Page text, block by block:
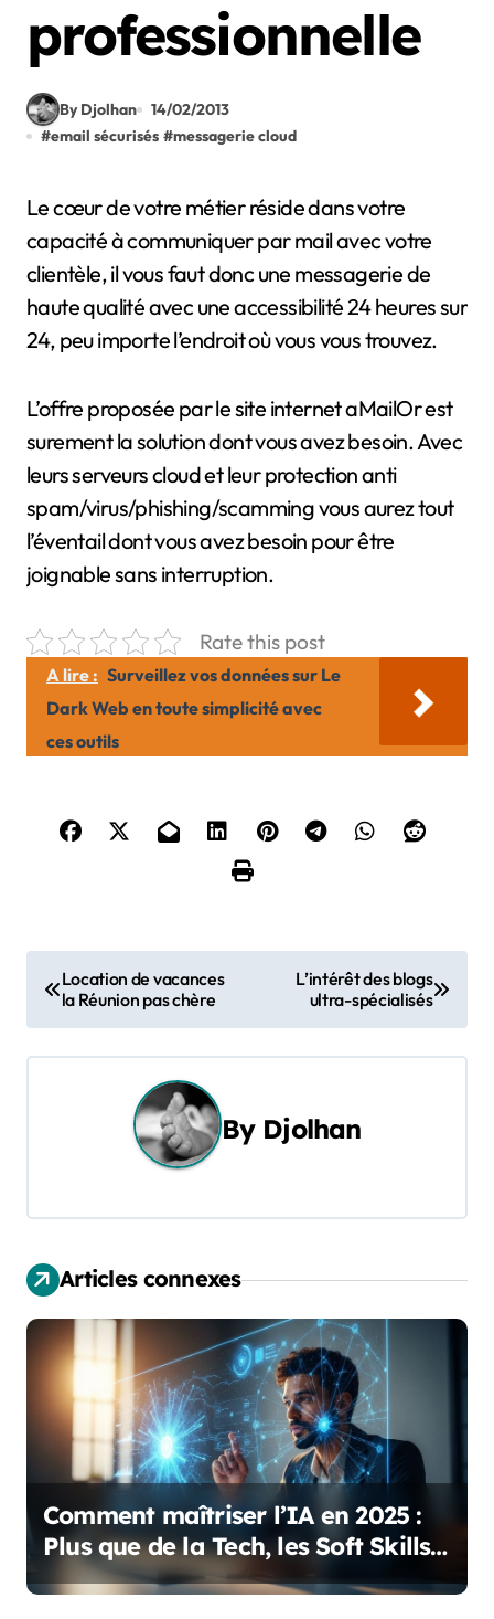
professionnelle
By Djolhan
14/02/2013
#email sécurisés #messagerie cloud
Le cœur de votre métier réside dans votre
capacité à communiquer par mail avec votre
clientèle, il vous faut donc une messagerie de
haute qualité avec une accessibilité 24 heures sur
24, peu importe l’endroit où vous vous trouvez.
L’offre proposée par le site internet aMailOr est
surement la solution dont vous avez besoin. Avec
leurs serveurs cloud et leur protection anti
spam/virus/phishing/scamming vous aurez tout
l’éventail dont vous avez besoin pour être
joignable sans interruption.
Rate this post
A lire : Surveillez vos données sur Le
Dark Web en toute simplicité avec
ces outils
N
a
v
i
o
d
e
l
a
Location de vacances
la Réunion pas chère
L’intérêt des blogs
ultra-spécialisés
By Djolhan
Articles connexes
Comment maîtriser l’IA en 2025 :
Plus que de la Tech, les Soft Skills
Indispensables